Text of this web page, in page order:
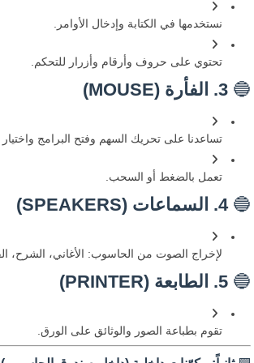
نستخدمها في الكتابة وإدخال الأوامر.
تحتوي على حروف وأرقام وأزرار للتحكم.
🔵 3. الفأرة (MOUSE)
تساعدنا على تحريك السهم وفتح البرامج واختيار
تعمل بالضغط أو السحب.
🔵4. السماعات (SPEAKERS)
لإخراج الصوت من الحاسوب: الأغاني، الشرح،
🔵 5. الطابعة (PRINTER)
تقوم بطباعة الصور والوثائق على الورق.